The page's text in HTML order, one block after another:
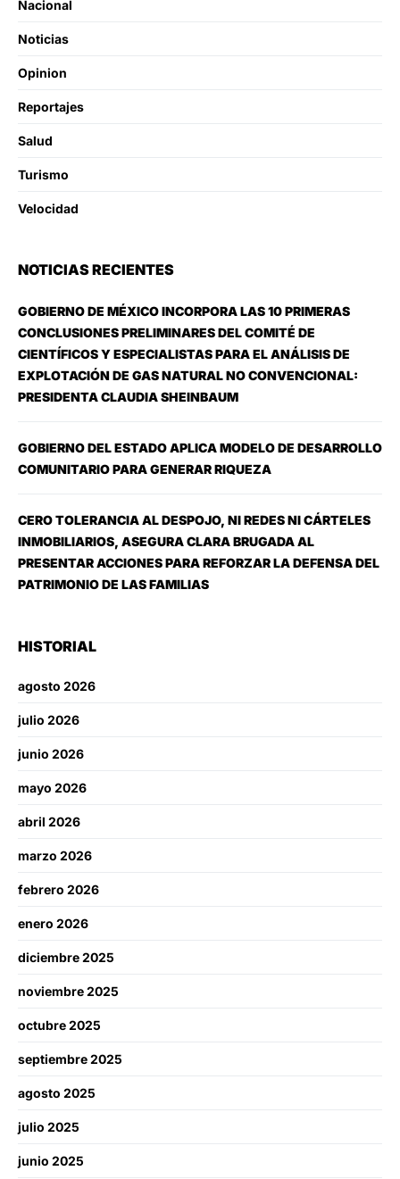
Nacional
Noticias
Opinion
Reportajes
Salud
Turismo
Velocidad
NOTICIAS RECIENTES
GOBIERNO DE MÉXICO INCORPORA LAS 10 PRIMERAS
CONCLUSIONES PRELIMINARES DEL COMITÉ DE
CIENTÍFICOS Y ESPECIALISTAS PARA EL ANÁLISIS DE
EXPLOTACIÓN DE GAS NATURAL NO CONVENCIONAL:
PRESIDENTA CLAUDIA SHEINBAUM
GOBIERNO DEL ESTADO APLICA MODELO DE DESARROLLO
COMUNITARIO PARA GENERAR RIQUEZA
CERO TOLERANCIA AL DESPOJO, NI REDES NI CÁRTELES
INMOBILIARIOS, ASEGURA CLARA BRUGADA AL
PRESENTAR ACCIONES PARA REFORZAR LA DEFENSA DEL
PATRIMONIO DE LAS FAMILIAS
HISTORIAL
agosto 2026
julio 2026
junio 2026
mayo 2026
abril 2026
marzo 2026
febrero 2026
enero 2026
diciembre 2025
noviembre 2025
octubre 2025
septiembre 2025
agosto 2025
julio 2025
junio 2025